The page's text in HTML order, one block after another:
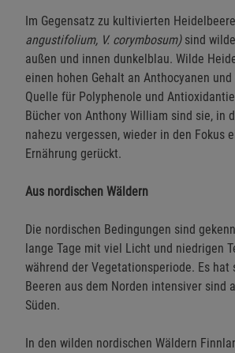
Im Gegensatz zu kultivierten
angustifolium, V. corymbosum)sind
außen und innen dunkelblau. Wilde
einen hohen Gehalt an Anthocyanen
Quelle für Polyphenole und
Bücher von Anthony William sind sie, in
nahezu vergessen, wieder in den Fokus
Ernährung gerückt.
Aus nordischen Wäldern
Die nordischen Bedingungen sind
lange Tage mit viel Licht und niedrigen
während der Vegetationsperiode. Es hat
Beeren aus dem Norden intensiver sind
Süden.
In den wilden nordischen Wäldern